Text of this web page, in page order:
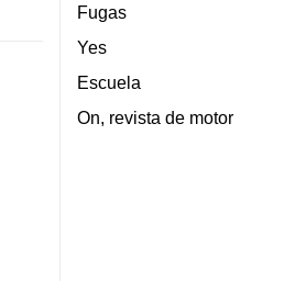
Fugas
Yes
Escuela
On, revista de motor